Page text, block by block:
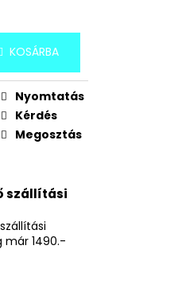
KOSÁRBA
Nyomtatás
Kérdés
Megosztás
szállítási
már 1490.-